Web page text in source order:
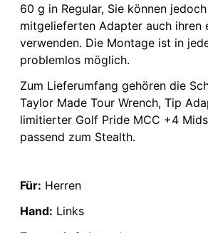
60 g in Regular, Sie können
mitgelieferten Adapter auch ihren
verwenden. Die Montage ist in
problemlos möglich.
Zum Lieferumfang gehören die
Taylor Made Tour Wrench, Tip
limitierter Golf Pride MCC +4
passend zum Stealth.
Für: Herren
Hand: Links